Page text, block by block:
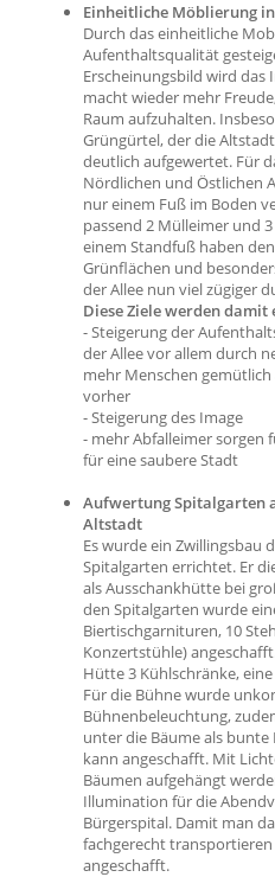
Einheitliche Möblierung
Durch das einheitliche
Aufenthaltsqualität
Erscheinungsbild wird das
macht wieder mehr
Raum aufzuhalten.
Grüngürtel, der die
deutlich aufgewertet. Für
Nördlichen und Östlichen
nur einem Fuß im Boden
passend 2 Mülleimer und
einem Standfuß haben
Grünflächen und
der Allee nun viel zügiger
Diese Ziele werden
- Steigerung der
der Allee vor allem durch
mehr Menschen
vorher
- Steigerung des Image
- mehr Abfalleimer
für eine saubere Stadt
Aufwertung Spitalgarten
Altstadt
Es wurde ein Zwillingsbau
Spitalgarten errichtet. Er
als Ausschankhütte bei
den Spitalgarten wurde
Biertischgarnituren, 10
Konzertstühle)
Hütte 3 Kühlschränke,
Für die Bühne wurde
Bühnenbeleuchtung,
unter die Bäume als bunte
kann angeschafft. Mit
Bäumen aufgehängt
Illumination für die
Bürgerspital. Damit man
fachgerecht
angeschafft.